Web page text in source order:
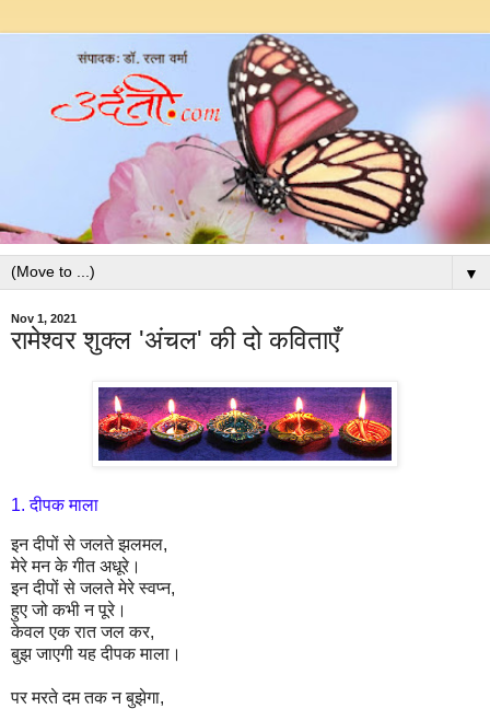
▼
Nov 1, 2021
रामेश्वर शुक्ल 'अंचल' की दो कविताएँ
1.दीपक माला
इन दीपों से जलते झलमल,
मेरे मन के गीत अधूरे।
इन दीपों से जलते मेरे स्वप्न,
हुए जो कभी न पूरे।
केवल एक रात जल कर,
बुझ जाएगी यह दीपक माला।
पर मरते दम तक न बुझेगा,